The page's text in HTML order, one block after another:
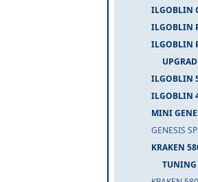
ILGOBLIN
ILGOBLIN
ILGOBLIN PRO
UPGRADES
ILGOBLIN
ILGOBLIN
MINI
GENESIS
KRAKEN
TUNING